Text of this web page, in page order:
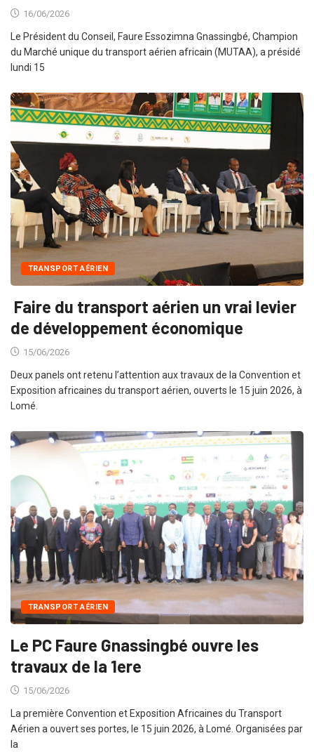
16/06/2026
Le Président du Conseil, Faure Essozimna Gnassingbé, Champion
du Marché unique du transport aérien africain (MUTAA), a présidé
lundi 15
TRANSPORT AÉRIEN
Faire du transport aérien un vrai levier
de développement économique
15/06/2026
Deux panels ont retenu l’attention aux travaux de la Convention et
Exposition africaines du transport aérien, ouverts le 15 juin 2026, à
Lomé.
TRANSPORT AÉRIEN
Le PC Faure Gnassingbé ouvre les
travaux de la 1ere
15/06/2026
La première Convention et Exposition Africaines du Transport
Aérien a ouvert ses portes, le 15 juin 2026, à Lomé. Organisées par
la